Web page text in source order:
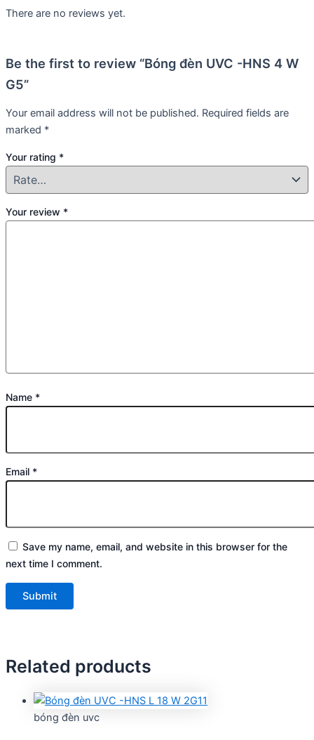
There are no reviews yet.
Be the first to review “Bóng đèn UVC -HNS 4 W
G5”
Your email address will not be published. Required fields are
marked *
Your rating *
Your review *
Name *
Email *
Save my name, email, and website in this browser for the
next time I comment.
Related products
bóng đèn uvc